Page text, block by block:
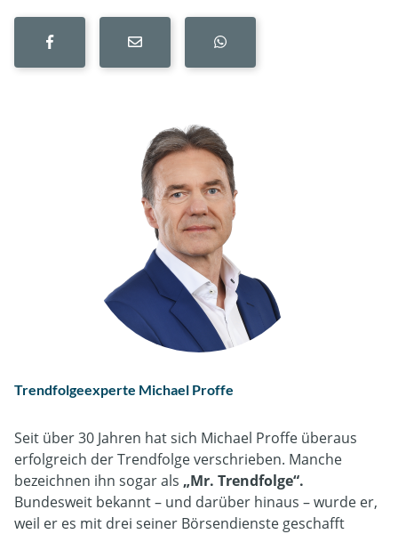
Trendfolgeexperte Michael Proffe
Seit über 30 Jahren hat sich Michael Proffe überaus
erfolgreich der Trendfolge verschrieben. Manche
bezeichnen ihn sogar als „Mr. Trendfolge“.
Bundesweit bekannt – und darüber hinaus – wurde er,
weil er es mit drei seiner Börsendienste geschafft